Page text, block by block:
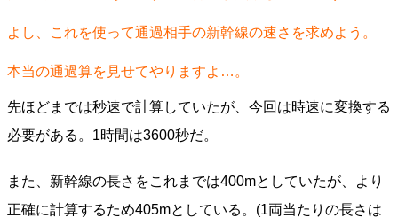
よし、これを使って通過相手の新幹線の速さを求めよう。
本当の通過算を見せてやりますよ…。​​​​​
先ほどまでは秒速で計算していたが、今回は時速に変換する
必要がある。1時間は3600秒だ。
また、新幹線の長さをこれまでは400mとしていたが、より
正確に計算するため405mとしている。(1両当たりの長さは